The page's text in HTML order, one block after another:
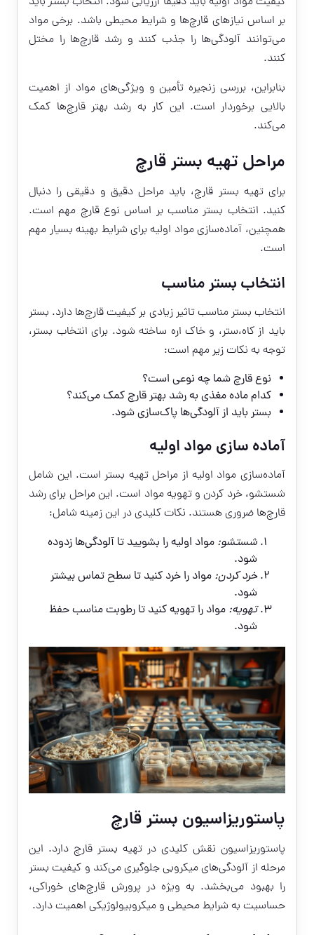
بر اساس نیازهای قارچ‌ها و شرایط محیطی باشد. برخی مواد
می‌توانند آلودگی‌ها را جذب کنند و رشد قارچ‌ها را مختل
کنند.
بنابراین، بررسی زنجیره تأمین و ویژگی‌های مواد از اهمیت
بالایی برخوردار است. این کار به رشد بهتر قارچ‌ها کمک
می‌کند.
مراحل تهیه بستر قارچ
برای تهیه بستر قارچ، باید مراحل دقیق و دقیقی را دنبال
کنید. انتخاب بستر مناسب بر اساس نوع قارچ مهم است.
همچنین، آماده‌سازی مواد اولیه برای شرایط بهینه بسیار مهم
است.
انتخاب بستر مناسب
انتخاب بستر مناسب تاثیر زیادی بر کیفیت قارچ‌ها دارد. بستر
باید از کاه،ستر، و خاک اره ساخته شود. برای انتخاب بستر،
توجه به نکات زیر مهم است:
نوع قارچ شما چه نوعی است؟
کدام ماده مغذی به رشد بهتر قارچ کمک می‌کند؟
بستر باید از آلودگی‌ها پاک‌سازی شود.
آماده سازی مواد اولیه
آماده‌سازی مواد اولیه از مراحل تهیه بستر است. این شامل
شستشو، خرد کردن و تهویه مواد است. این مراحل برای رشد
قارچ‌ها ضروری هستند. نکات کلیدی در این زمینه شامل:
شستشو: مواد اولیه را بشویید تا آلودگی‌ها زدوده
شود.
خرد کردن: مواد را خرد کنید تا سطح تماس بیشتر
شود.
تهویه: مواد را تهویه کنید تا رطوبت مناسب حفظ
شود.
پاستوریزاسیون بستر قارچ
پاستوریزاسیون نقش کلیدی در تهیه بستر قارچ دارد. این
مرحله از آلودگی‌های میکروبی جلوگیری می‌کند و کیفیت بستر
را بهبود می‌بخشد. به ویژه در پرورش قارچ‌های خوراکی،
حساسیت به شرایط محیطی و میکروبیولوژیکی اهمیت دارد.